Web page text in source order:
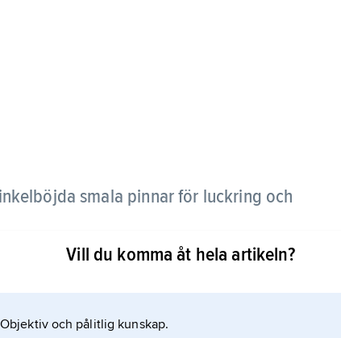
smala pinnar för luckring och
med vinkelböjda pinnar
Detta ersattes så småningom av redskap med
skär. I övre Norrland användes förr
Vill du komma åt hela artikeln?
Objektiv och pålitlig kunskap.